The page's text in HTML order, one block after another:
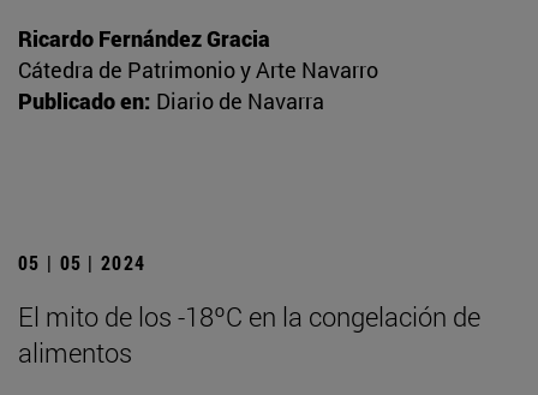
Ricardo Fernández Gracia
Cátedra de Patrimonio y Arte Navarro
Publicado en: Diario de Navarra
05 | 05 | 2024
El mito de los -18ºC en la congelación de
alimentos